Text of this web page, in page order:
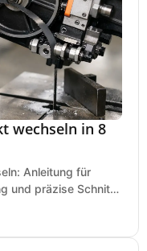
wechseln in 8
Anleitung für
und präzise Schnitte